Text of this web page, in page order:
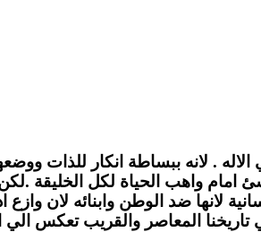
. لانه ببساطة انكار للذات
امام واهب الحياة لكل الخليقة
لانها ضد الوطن وابنائه لان وازع
تاريخنا المعاصر والقريب تعكس